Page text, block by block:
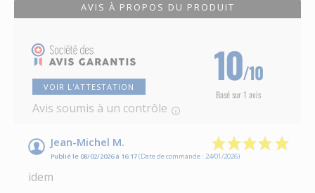
AVIS À PROPOS DU PRODUIT
VOIR L'ATTESTATION
Avis soumis à un contrôle
10/10
Basé sur 1 avis
Jean-Michel M.
Publié le 08/02/2026 à 16:17(Date de commande : 24/01/2026)
idem